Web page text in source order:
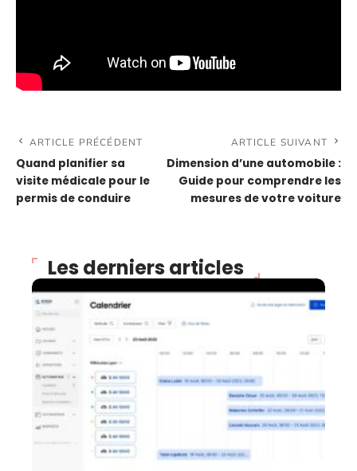
ARTICLE PRÉCÉDENT
Quand planifier sa
visite médicale pour le
permis de conduire
ARTICLE SUIVANT
Dimension d’une automobile :
Guide pour comprendre les
mesures de votre voiture
Les derniers articles